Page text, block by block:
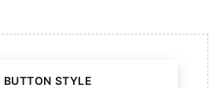
BUTTON STYLE